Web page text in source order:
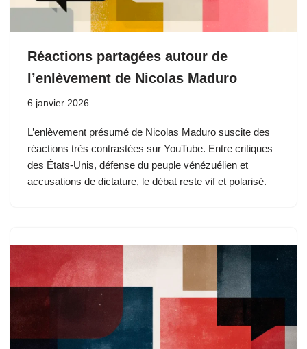
Réactions partagées autour de
l’enlèvement de Nicolas Maduro
6 janvier 2026
L’enlèvement présumé de Nicolas Maduro suscite des
réactions très contrastées sur YouTube. Entre critiques
des États-Unis, défense du peuple vénézuélien et
accusations de dictature, le débat reste vif et polarisé.